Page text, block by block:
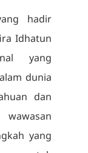
hadir
Idhatun
yang
dunia
dan
wawasan
yang